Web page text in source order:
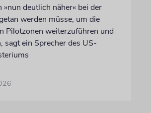
»nun deutlich näher« bei der
werden müsse, um die
Pilotzonen weiterzuführen und
sagt ein Sprecher des US-